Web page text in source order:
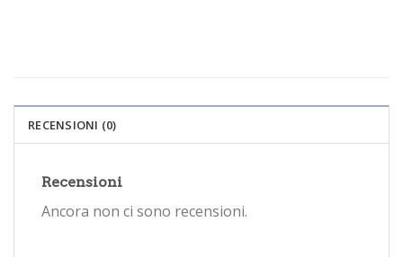
RECENSIONI (0)
Recensioni
Ancora non ci sono recensioni.